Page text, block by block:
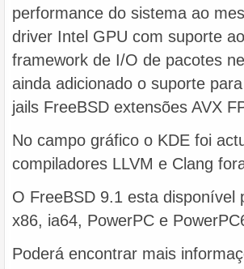
performance do sistema ao
driver Intel GPU com suporte
framework de I/O de pacotes
ainda adicionado o suporte
jails FreeBSD extensões AVX
No campo gráfico o KDE foi
compiladores LLVM e Clang
O FreeBSD 9.1 esta
x86, ia64, PowerPC e
Poderá encontrar mais